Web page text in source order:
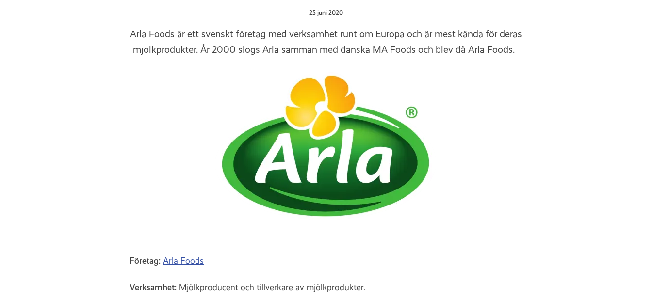
25 juni 2020
Arla Foods är ett svenskt företag med verksamhet runt om Europa och är mest kända för deras
mjölkprodukter. År 2000 slogs Arla samman med danska MA Foods och blev då Arla Foods.
Företag: Arla Foods
Verksamhet: Mjölkproducent och tillverkare av mjölkprodukter.